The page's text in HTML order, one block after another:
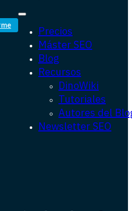
Precios
Máster SEO
Blog
Recursos
DinoWiki
Tutoriales
Autores del
Newsletter SEO